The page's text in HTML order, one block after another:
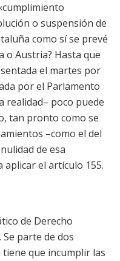
o suspensión de
como sí se prevé
o Austria? Hasta que
el martes por
por el Parlamento
realidad– poco puede
tan pronto como se
–como el del
de esa
aplicar el artículo 155.
de Derecho
parte de dos
que incumplir las